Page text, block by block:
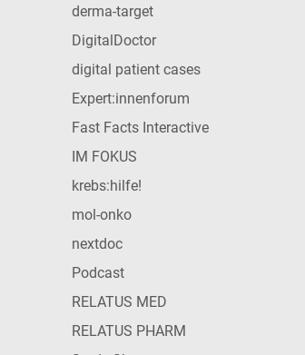
derma-target
DigitalDoctor
digital patient cases
Expert:innenforum
Fast Facts Interactive
IM FOKUS
krebs:hilfe!
mol-onko
nextdoc
Podcast
RELATUS MED
RELATUS PHARM